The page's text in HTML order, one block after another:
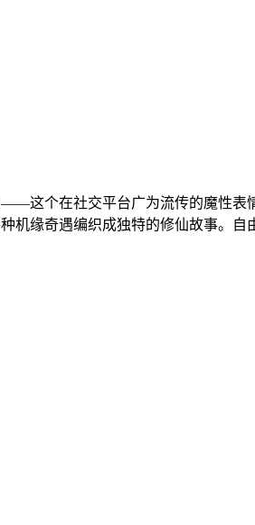
这个在社交平台广为流传的魔性
缘奇遇编织成独特的修仙故事。自